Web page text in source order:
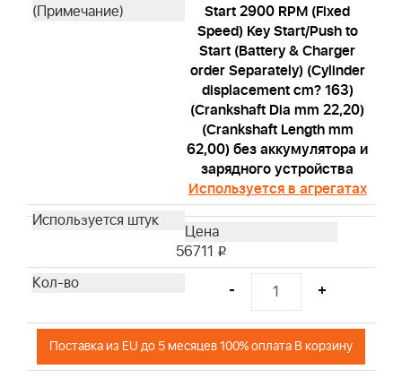
Start 2900 RPM (Fixed
Speed) Key Start/Push to
Start (Battery & Charger
order Separately) (Cylinder
displacement cm? 163)
(Crankshaft Dia mm 22,20)
(Crankshaft Length mm
62,00) без аккумулятора и
зарядного устройства
Используется в агрегатах
56711 i
- +
Поставка из EU до 5 месяцев 100% оплата В корзину